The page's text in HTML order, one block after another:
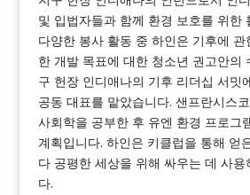
및 입법자들과 함께 환경 보호를 위한
다양한 봉사 활동 중 하인은 기후에
한 개발 목표에 대한 청소년 권고안의
구 헌장 인디애나의 기후 리더십 서밋
공동 대표를 맡았습니다. 샌프란시스
사회학을 공부한 후 유엔 환경 프로그
계획입니다. 하인은 키클럽을 통해 얻
다 공평한 세상을 위해 싸우는 데 사
다.